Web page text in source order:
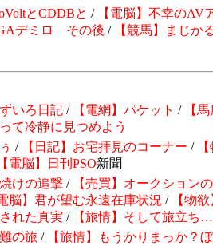
とCDDBと /
【電脳】不幸のAV
デミロ その後 / 【競馬】
まじか
いろ日記 / 【電網】パケット /
【
て冷静に見つめよう
/ 【日記】お宅拝見のコーナー /
【電脳】日刊 PSO新聞
けの追撃 /
【売買】オークション
電脳】君が望む永遠在庫状況 /
【物
れた真実 /
【旅情】そして旅立ち…
の旅 /
【旅情】もうかりまっか？